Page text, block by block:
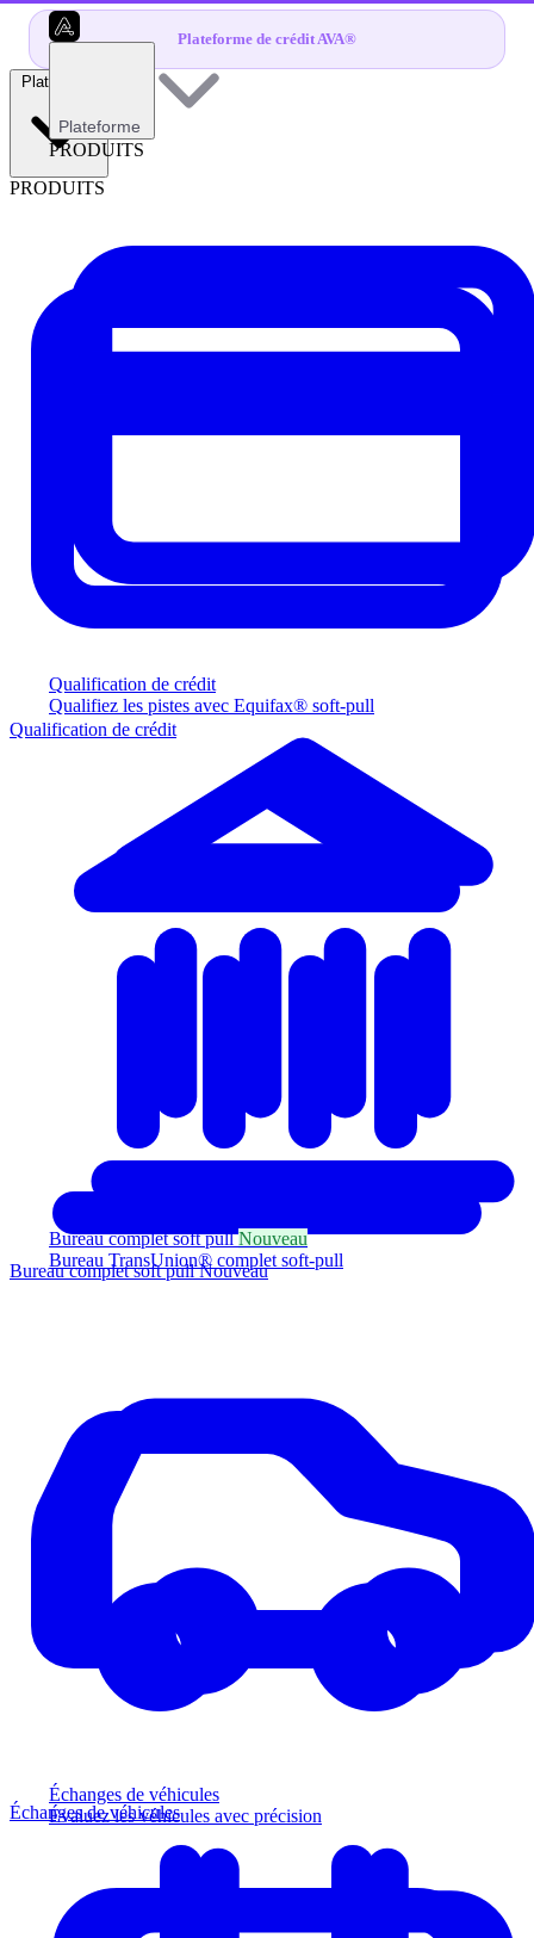
Plateforme de crédit AVA®
Plateforme
PRODUITS
Qualification de crédit
Qualifiez les pistes avec Equifax® soft-pull
Bureau complet soft pullNouveau
Bureau TransUnion® complet soft-pull
Échanges de véhicules
Évaluez les véhicules avec précision
Plateforme
PRODUITS
Qualification de crédit
Bureau complet soft pullNouveau
Échanges de véhicules